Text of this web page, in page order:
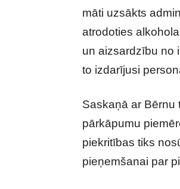
māti uzsākts
atrodoties
un aizsardzību no
to izdarījusi
Saskaņā ar Bērnu
pārkāpumu
piekritības tiks
pieņemšanai par